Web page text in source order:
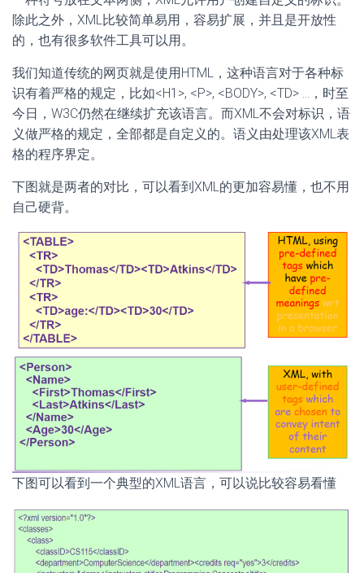
除此之外，XML比较简单易用，容易扩展，并且是开放性
的，也有很多软件工具可以用。
我们知道传统的网页就是使用HTML，这种语言对于各种标
识有着严格的规定，比如<H1>, <P>, <BODY>, <TD> ...，时至
今日，W3C仍然在继续扩充该语言。而XML不会对标识，语
义做严格的规定，全部都是自定义的。语义由处理该XML表
格的程序界定。
下图就是两者的对比，可以看到XML的更加容易懂，也不用
自己硬背。
下图可以看到一个典型的XML语言，可以说比较容易看懂